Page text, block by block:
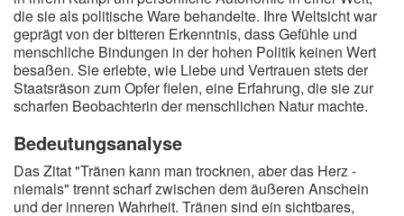
die sie als politische Ware behandelte. Ihre Weltsicht war
geprägt von der bitteren Erkenntnis, dass Gefühle und
menschliche Bindungen in der hohen Politik keinen Wert
besaßen. Sie erlebte, wie Liebe und Vertrauen stets der
Staatsräson zum Opfer fielen, eine Erfahrung, die sie zur
scharfen Beobachterin der menschlichen Natur machte.
Bedeutungsanalyse
Das Zitat "Tränen kann man trocknen, aber das Herz -
niemals" trennt scharf zwischen dem äußeren Anschein
und der inneren Wahrheit. Tränen sind ein sichtbares,